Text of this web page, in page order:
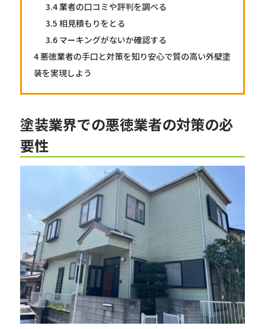
3.4業者の口コミや評判を調べる
3.5 相見積もりをとる
3.6 マーキングがないか確認する
4悪徳業者の手口と対策を知り安心で質の高い外壁塗
装を実現しよう
塗装業界での悪徳業者の対策の必
要性